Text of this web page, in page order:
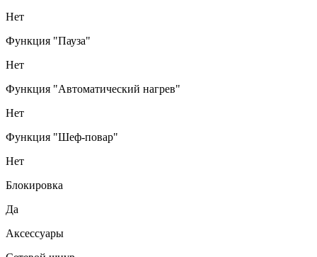
Нет
Функция "Пауза"
Нет
Функция "Автоматический нагрев"
Нет
Функция "Шеф-повар"
Нет
Блокировка
Да
Аксессуары